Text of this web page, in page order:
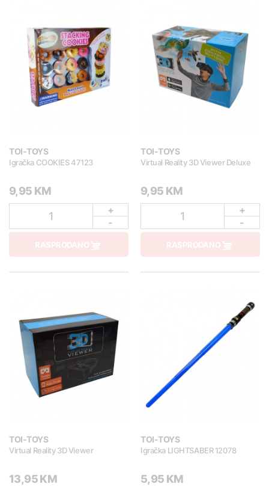
TOI-TOYS
Igračka COOKIES 47123
9,95 KM
1
+
-
RASPRODANO
TOI-TOYS
Virtual Reality 3D Viewer Deluxe
9,95 KM
1
+
-
RASPRODANO
TOI-TOYS
Virtual Reality 3D Viewer
13,95 KM
TOI-TOYS
Igračka LIGHTSABER 12078
5,95 KM